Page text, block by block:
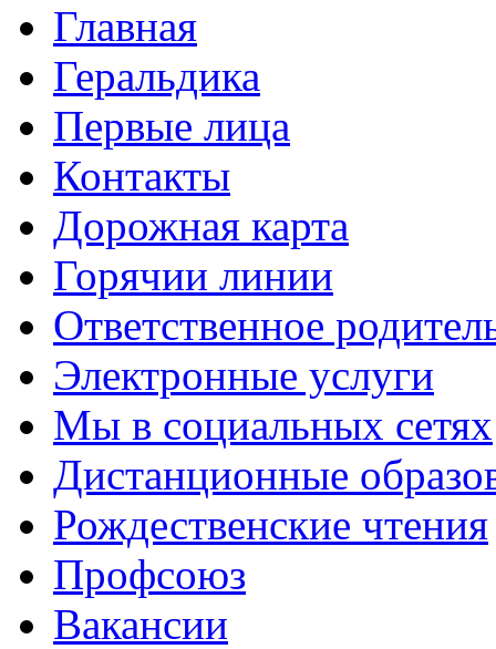
Главная
Геральдика
Первые лица
Контакты
Дорожная карта
Горячии линии
Ответственное
Электронные услуги
Мы в социальных сетях
Дистанционные
Рождественские чтения
Профсоюз
Вакансии